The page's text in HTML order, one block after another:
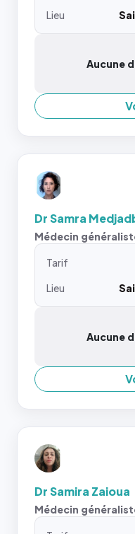
Lieu
Aucune
Dr Samra
Médecin
Tarif
Lieu
Aucune
Dr Samira Zaioua
Médecin